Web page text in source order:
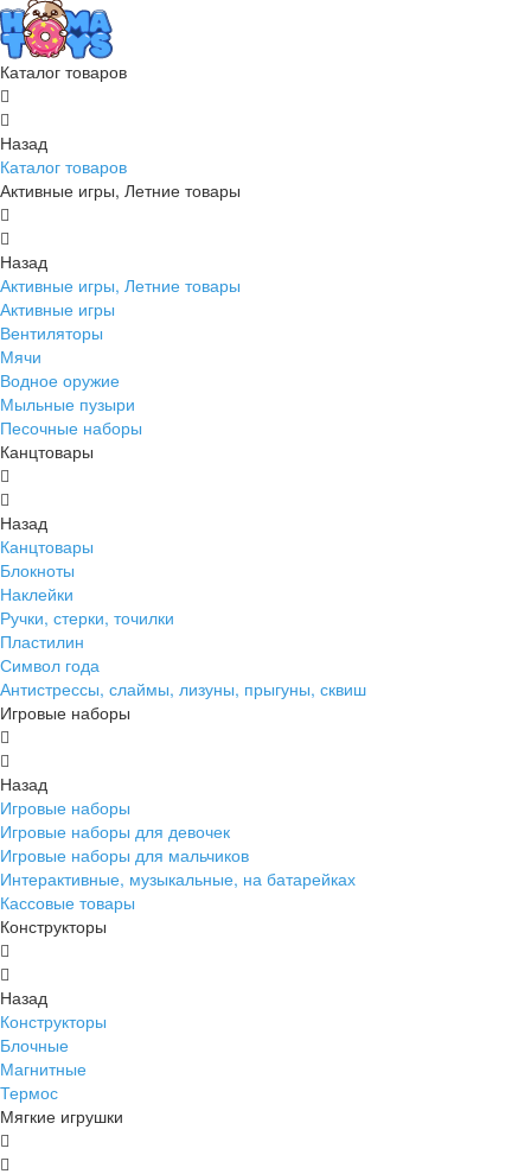
Каталог товаров
Назад
Каталог товаров
Активные игры, Летние товары
Назад
Активные игры, Летние товары
Активные игры
Вентиляторы
Мячи
Водное оружие
Мыльные пузыри
Песочные наборы
Канцтовары
Назад
Канцтовары
Блокноты
Наклейки
Ручки, стерки, точилки
Пластилин
Символ года
Антистрессы, слаймы, лизуны, прыгуны, сквиш
Игровые наборы
Назад
Игровые наборы
Игровые наборы для девочек
Игровые наборы для мальчиков
Интерактивные, музыкальные, на батарейках
Кассовые товары
Конструкторы
Назад
Конструкторы
Блочные
Магнитные
Термос
Мягкие игрушки